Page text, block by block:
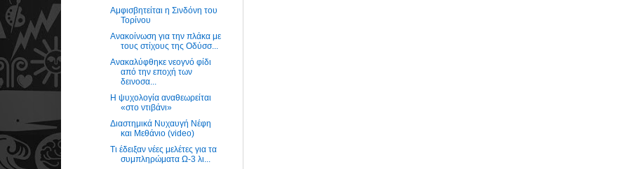
Αμφισβητείται η Σινδόνη του
Τορίνου
Ανακοίνωση για την πλάκα με
τους στίχους της Οδύσσ...
Ανακαλύφθηκε νεογνό φίδι
από την εποχή των
δεινοσα...
Η ψυχολογία αναθεωρείται
«στο ντιβάνι»
Διαστημικά Νυχαυγή Νέφη
και Μεθάνιο (video)
Τι έδειξαν νέες μελέτες για τα
συμπληρώματα Ω-3 λι...